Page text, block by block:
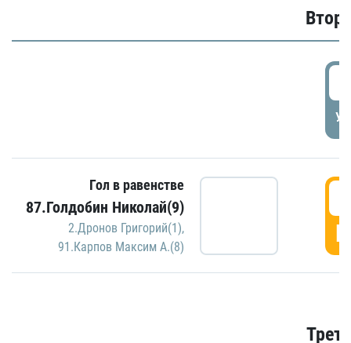
Гол в равенстве
87.Голдобин Николай(9)
2.Дронов Григорий(1),
91.Карпов Максим А.(8)